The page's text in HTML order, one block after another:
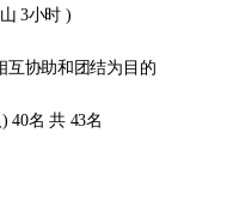
3小时 )
互协助和团结为目的
40名 共 43名